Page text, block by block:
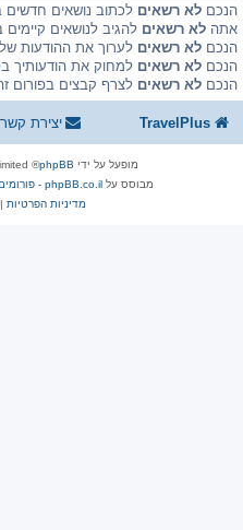
הנכם לא רשאים לכתוב נושאים חדשים
אתה לא רשאים להגיב לנושאים קיימים
הנכם לא רשאים לערוך את ההודעות
הנכם לא רשאים למחוק את הודעותיך
הנכם לא רשאים לצרף קבצים בפורום
TravelPlus יצירת קשר
מופעל על ידי phpBB
® Forum Software © phpBB Limited
מבוסס על phpBB.co.il - פורומים בעברית
מדיניות הפרטיות